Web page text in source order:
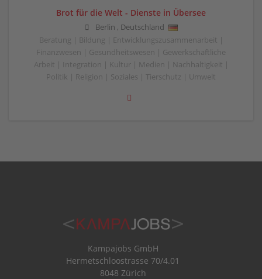
Brot für die Welt - Dienste in Übersee
Berlin , Deutschland
Beratung | Bildung | Entwicklungszusammenarbeit |
Finanzwesen | Gesundheitswesen | Gewerkschaftliche
Arbeit | Integration | Kultur | Medien | Nachhaltigkeit |
Politik | Religion | Soziales | Tierschutz | Umwelt
Kampajobs GmbH
Hermetschloostrasse 70/4.01
8048 Zürich